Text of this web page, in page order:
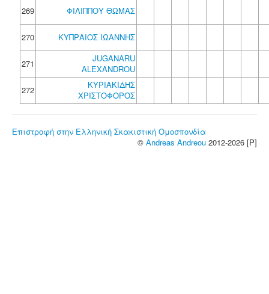
269 ΦΙΛΙΠΠΟΥ ΘΩΜΑΣ
270 ΚΥΠΡΑΙΟΣ ΙΩΑΝΝΗΣ
271
JUGANARU
ALEXANDROU
272
ΚΥΡΙΑΚΙΔΗΣ
ΧΡΙΣΤΟΦΟΡΟΣ
Επιστροφή στην Ελληνική Σκακιστική Ομοσπονδία
© Andreas Andreou 2012-2026 [P]